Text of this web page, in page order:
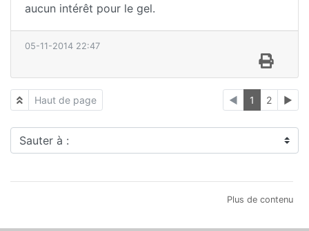
aucun intérêt pour le gel.
05-11-2014 22:47
Haut de page ◄ 1 2 ►
Sauter à :
Plus de contenu